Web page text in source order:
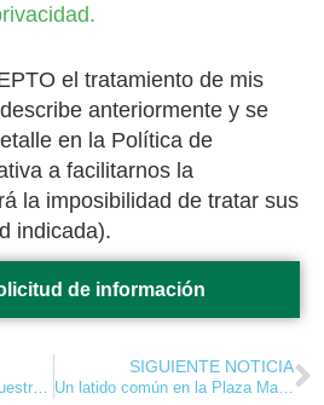
el tratamiento de mis
anteriormente y se
en la Política de
a facilitarnos la
la imposibilidad de tratar sus
indicada).
de información
La mejor educación para nuestros hijos. Pero, ¿qué es lo mejor?
SIGUIENTE NOTICIA
Un latido común en la Plaza Mayor